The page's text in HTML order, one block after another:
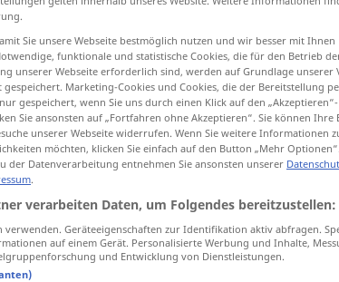
Verquickung
spajanje
Sie unsere Webseite bestmöglich nutzen und wir besser mit Ihnen
funktionale und statistische Cookies, die für den Betrieb
unserer Webseite erforderlich sind, werden auf Grundlage unserer
Marketing-Cookies und Cookies, die der Bereitstellung
gespeichert, wenn Sie uns durch einen Klick auf den
Sie ansonsten auf „Fortfahren ohne Akzeptieren“. Sie können
unserer Webseite widerrufen. Wenn Sie weitere Informationen
möchten, klicken Sie einfach auf den Button „Mehr
der Datenverarbeitung entnehmen Sie ansonsten unserer
.
verarbeiten Daten, um Folgendes bereitzustellen:
verwenden. Geräteeigenschaften zur Identifikation aktiv abfragen.
auf einem Gerät. Personalisierte Werbung und Inhalte,
und Entwicklung von Dienstleistungen.